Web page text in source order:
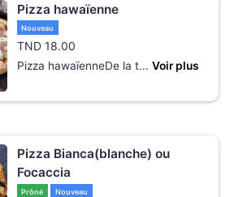
Pizza hawaïenne
Nouveau
TND 18.00
Pizza hawaïenneDe la t... Voir plus
Pizza Bianca(blanche) ou
Focaccia
Prôné Nouveau